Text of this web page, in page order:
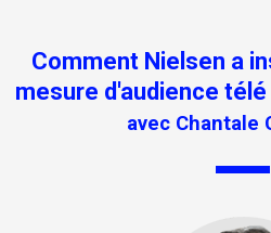
Comment Nielsen a
mesure d'audience
avec Chantale